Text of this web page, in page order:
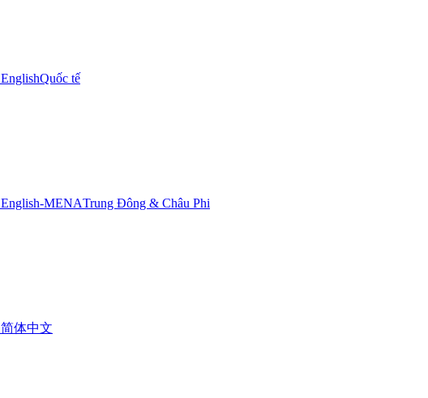
EnglishQuốc tế
English-MENATrung Đông & Châu Phi
简体中文